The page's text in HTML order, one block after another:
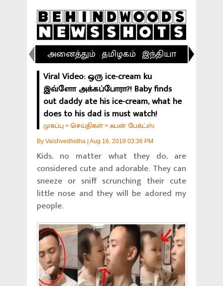
அனைத்தும் தமிழகம் இந்தியா
Viral Video: ஒரு ice-cream ku
இவ்ளோ அக்கப்போரா?! Baby finds
out daddy ate his ice-cream, what he
does to his dad is must watch!
முகப்பு > செய்திகள் > ஃபன் பேக்ட்ஸ்
By Vaishvedhidha Aug 16, 2019 03:36 PM
Kids, no matter what they do, are
considered cute and adorable. They can
sneeze or sniff scrunching their cute
little nose and they will be adored my
people.